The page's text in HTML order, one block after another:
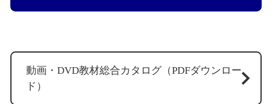
動画・DVD教材総合カタログ（PDFダウンロー
ド）